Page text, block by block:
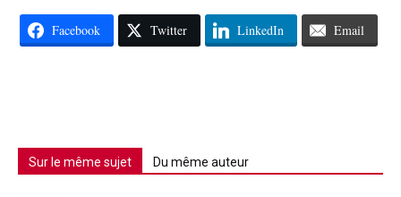
Facebook Twitter LinkedIn Email
Sur le même sujet Du même auteur